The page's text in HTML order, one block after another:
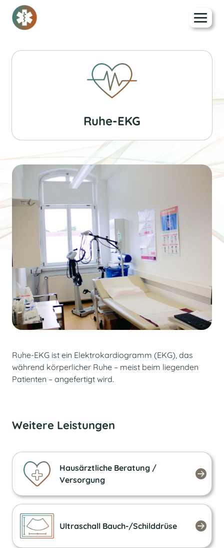
Ruhe-EKG
Ruhe-EKG ist ein Elektrokardiogramm (EKG), das
während körperlicher Ruhe – meist beim liegenden
Patienten – angefertigt wird.
Weitere Leistungen
Hausärztliche Beratung /
Versorgung
Ultraschall Bauch-/Schilddrüse